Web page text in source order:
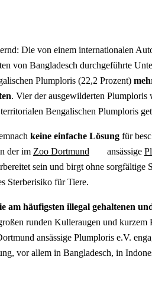
Die von einem internationalen
von Bangladesch durchgeführte
Plumploris (22,2 Prozent)
. Vier der ausgewilderten Plumploris
Bengalischen Plumploris
keine einfache Lösung für
der im Zoo Dortmund ansässige
sein und birgt ohne sorgfältige
Sterberisiko für Tiere.
am häufigsten illegal gehaltenen
runden Kulleraugen und kurzem
ansässige Plumploris e.V.
vor allem in Bangladesch, in